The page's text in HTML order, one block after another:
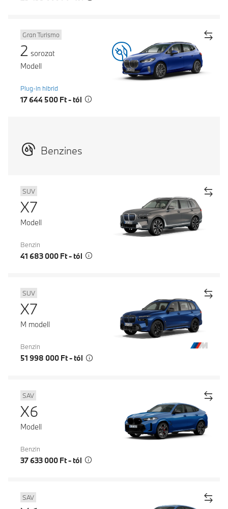
Gran Turismo
2 sorozat
Modell
Plug-in hibrid
17 644 500 Ft - tól
Benzines
SUV
X7
Modell
Benzin
41 683 000 Ft - tól
SUV
X7
M modell
Benzin
51 998 000 Ft - tól
SAV
X6
Modell
Benzin
37 633 000 Ft - tól
SAV